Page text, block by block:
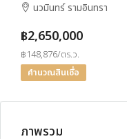
นวมินทร์ รามอินทรา
฿2,650,000
฿148,876/ตร.ว.
คำนวณสินเชื่อ
ภาพรวม